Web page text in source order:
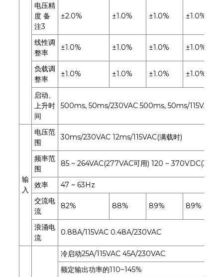
电压精
度 备
注3
±2.0% ±1.0% ±1.0% ±1.0%
线性调
整率
±1.0% ±1.0% ±1.0% ±1.0%
负载调
整率
±1.0% ±1.0% ±1.0% ±1.0%
启动、
上升时
间
500ms, 50ms/230VAC 500ms, 50ms/115VAC(
输
入
电压范
围
30ms/230VAC 12ms/115VAC(满载时)
频率范
围
85 ~ 264VAC(277VAC可用) 120 ~
效率
47 ~ 63Hz
交流电
流
82% 88% 89% 89%
浪涌电
流
0.88A/115VAC 0.48A/230VAC
冷启动25A/115VAC 45A/230VAC
额定输出功率的110~145%